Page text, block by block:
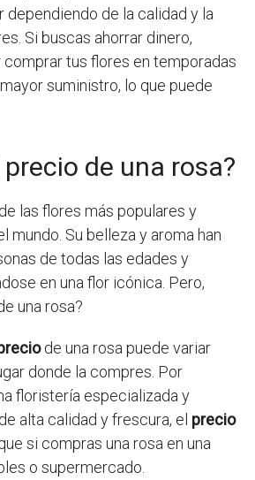
dependiendo de la calidad y la
Si buscas ahorrar dinero,
tus flores en temporadas
suministro, lo que puede
precio de una rosa?
las flores más populares y
mundo. Su belleza y aroma han
de todas las edades y
en una flor icónica. Pero,
una rosa?
de una rosa puede variar
donde la compres. Por
floristería especializada y
alta calidad y frescura, el precio
si compras una rosa en una
o supermercado.